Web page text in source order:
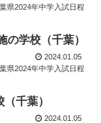
県2024年中学入試日程
学校（千葉）
2024.01.05
県2024年中学入試日程
千葉）
2024.01.05